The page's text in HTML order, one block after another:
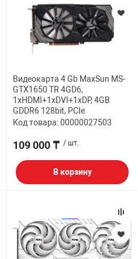
Видеокарта 4 Gb MaxSun MS-
GTX1650 TR 4GD6,
1хHDMI+1xDVI+1xDP, 4GB
GDDR6 128bit, PCIe
Код товара: 00000027503
109 000 ₸ / шт.
В корзину